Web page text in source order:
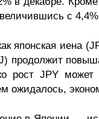
с
японская иена
продолжит
рост JPY может
ожидалось,